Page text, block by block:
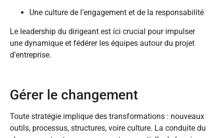
Une culture de l’engagement et de la responsabilité
Le leadership du dirigeant est ici crucial pour impulser
une dynamique et fédérer les équipes autour du projet
d’entreprise.
Gérer le changement
Toute stratégie implique des transformations : nouveaux
outils, processus, structures, voire culture. La conduite du